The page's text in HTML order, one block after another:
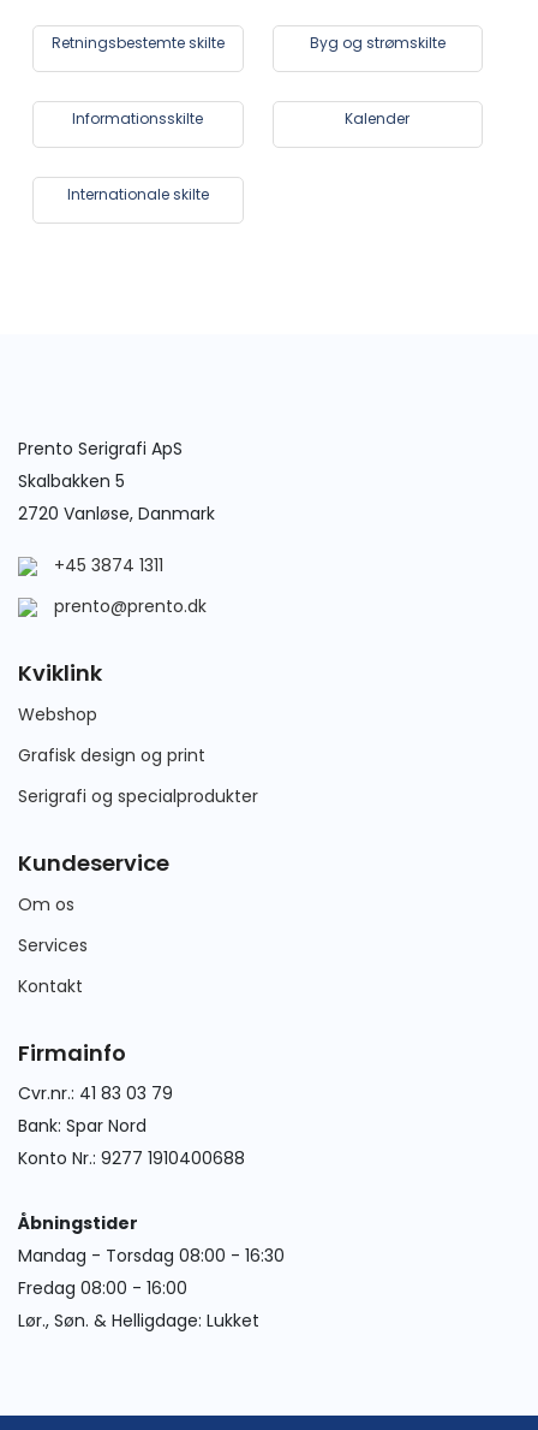
Retningsbestemte skilte Byg og strømskilte
Informationsskilte Kalender
Internationale skilte
Prento Serigrafi ApS
Skalbakken 5
2720 Vanløse, Danmark
+45 3874 1311
prento@prento.dk
Kviklink
Webshop
Grafisk design og print
Serigrafi og specialprodukter
Kundeservice
Om os
Services
Kontakt
Firmainfo
Cvr.nr.: 41 83 03 79
Bank: Spar Nord
Konto Nr.: 9277 1910400688
Åbningstider
Mandag - Torsdag 08:00 - 16:30
Fredag 08:00 - 16:00
Lør., Søn. & Helligdage: Lukket